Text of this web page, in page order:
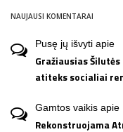
NAUJAUSI KOMENTARAI
Pusę jų išvyti apie
Gražiausias
atiteks socialiai
Gamtos vaikis apie
Rekonstruojama